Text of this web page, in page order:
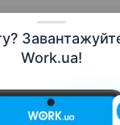
Work.ua!